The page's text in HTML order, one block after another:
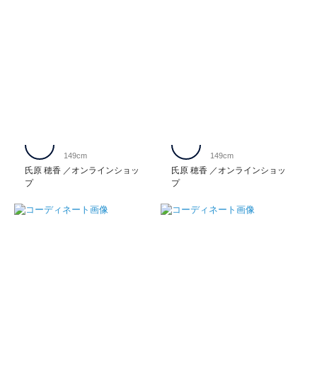
氏原 穂香
オンラインショッ
プ
149cm
氏原 穂香
オンラインショッ
プ
149cm